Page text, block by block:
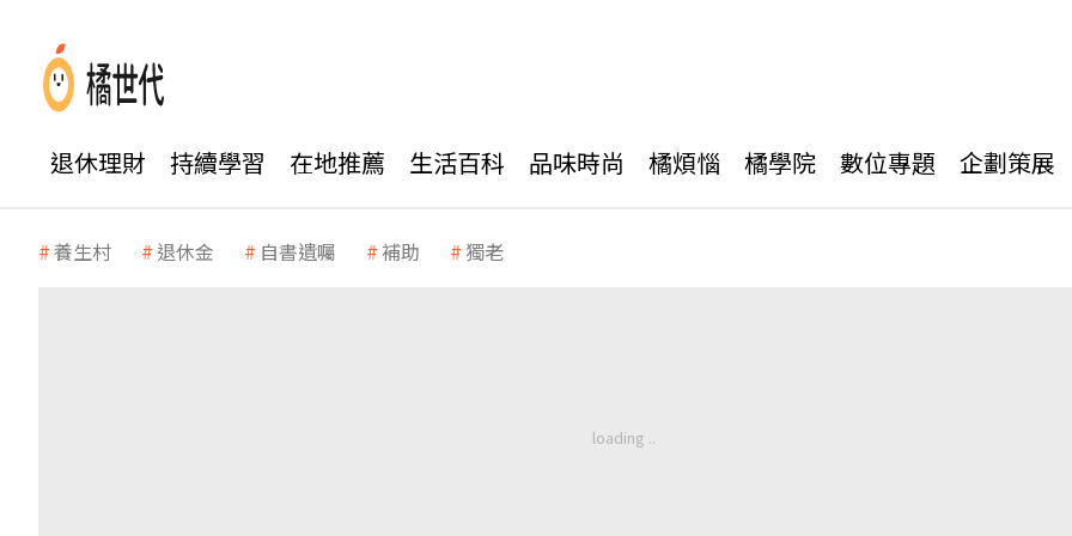
退休理財 持續學習 在地推薦 生活百科 品味時尚 橘煩惱 橘學院 數位專題 企劃策展
養生村 退休金 自書遺囑 補助 獨老